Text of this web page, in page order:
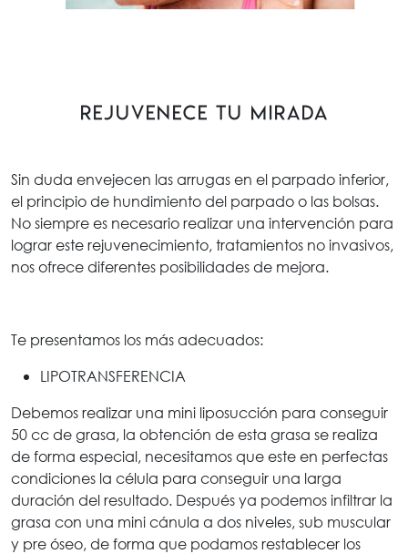
Rejuvenece tu mirada
Sin duda envejecen las arrugas en el parpado inferior,
el principio de hundimiento del parpado o las bolsas.
No siempre es necesario realizar una intervención para
lograr este rejuvenecimiento, tratamientos no invasivos,
nos ofrece diferentes posibilidades de mejora.
Te presentamos los más adecuados:
LIPOTRANSFERENCIA
Debemos realizar una mini liposucción para conseguir
50 cc de grasa, la obtención de esta grasa se realiza
de forma especial, necesitamos que este en perfectas
condiciones la célula para conseguir una larga
duración del resultado. Después ya podemos infiltrar la
grasa con una mini cánula a dos niveles, sub muscular
y pre óseo, de forma que podamos restablecer los